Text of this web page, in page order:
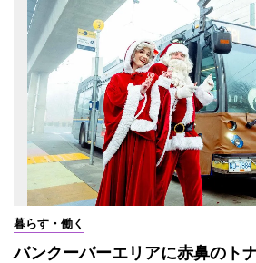
暮らす・働く
バンクーバーエリアに赤鼻のト